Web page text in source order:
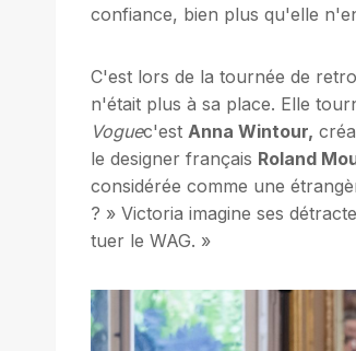
confiance, bien plus qu'elle
C'est lors de la tournée de
n'était plus à sa place. Elle
Voguec'est Anna Wintour,
le designer français Roland
considérée comme une
? » Victoria imagine ses
tuer le WAG. »